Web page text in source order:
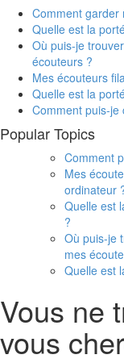
Comment garder
Quelle est la
Où puis-je
écouteurs ?
Mes écouteurs
Quelle est la
Comment puis-je
Popular Topics
Comment
Mes
ordinateur
Quelle est
?
Où puis-je
mes
Quelle est
Vous ne
vous